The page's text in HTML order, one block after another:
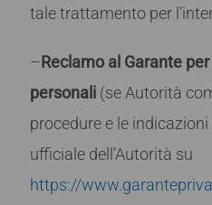
tale trattamento per
–Reclamo al Garante
personali (se Autorità
procedure e le
ufficiale dell’Autorità su
https://